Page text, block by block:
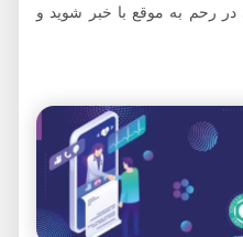
به موقع با خبر شوید و